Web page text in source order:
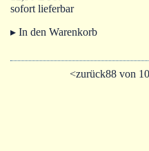
sofort lieferbar
▸ In den Warenkorb
<zurück88 von